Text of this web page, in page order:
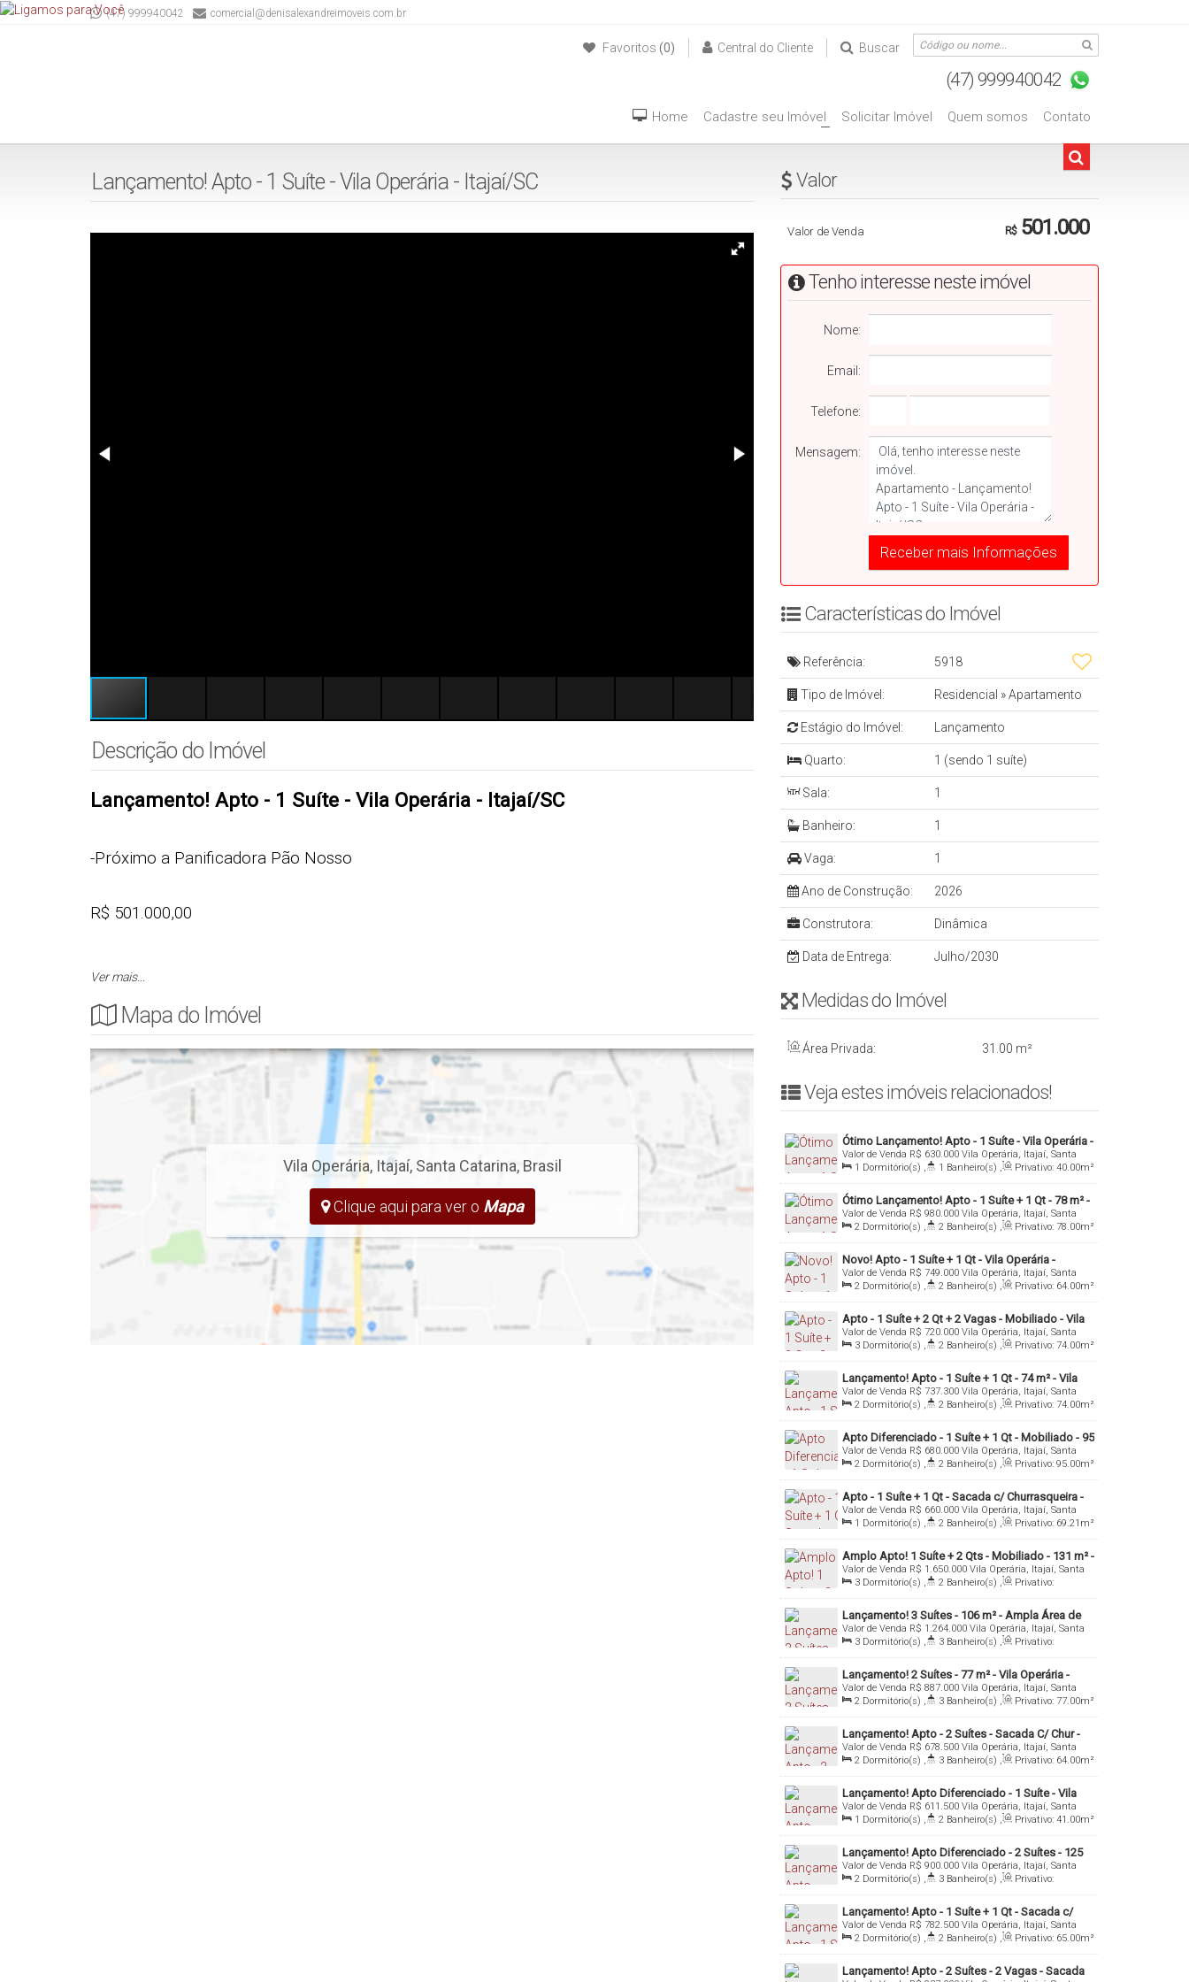
(47) 999940042 comercial@denisalexandreimoveis.com.br
Buscar
Central do Cliente
Favoritos (0)
(47) 999940042
Contato
Quem somos
Solicitar Imóvel
+
Cadastre seu Imóvel
Home
Lançamento! Apto - 1 Suíte - Vila Operária - Itajaí/SC
Descrição do Imóvel
Lançamento! Apto - 1 Suíte - Vila Operária - Itajaí/SC
-Próximo a Panificadora Pão Nosso
R$ 501.000,00
Sugestão: R$ 26.000,00 entrada + 48 x R$ 1.945,00 + 4 x R$ 14.000,00 (uma vez ao ano) e
Cód.: 5918
APARTAMENTO
- Cozinha
- Banheiro Social
Ver mais...
Mapa do Imóvel
Vila Operária, Itajaí, Santa Catarina, Brasil
Clique aqui para ver o Mapa
Valorㅤㅤㅤㅤㅤㅤㅤㅤㅤㅤㅤㅤㅤ
R$501.000
Valor de Venda
Tenho interesse neste imóvel
Nome:
Email:
Telefone:
Mensagem:
Características do Imóvelㅤㅤㅤ ㅤ
Referência: 5918
Tipo de Imóvel: Residencial »Apartamento
Estágio do Imóvel: Lançamento
Quarto: 1 (sendo 1 suíte)
Sala: 1
Banheiro: 1
Vaga: 1
Ano de Construção: 2026
Construtora: Dinâmica
Data de Entrega: Julho/2030
Medidas do Imóvelㅤ ㅤㅤ ㅤㅤ ㅤ
Área Privada: 31 .00 m²
Veja estes imóveis relacionados!ㅤ
Ótimo Lançamento! Apto - 1 Suíte - Vila Operária -
Itajaí/SC
R$ 630.000
Valor de Venda
Vila Operária, Itajaí, Santa
Catarina, Brasil
1 Dormitório(s) , 1 Banheiro(s) , Privativo: 40.00m²
,
1 Sala(s) , 1 Suíte(s) , 1 Vaga(s)
Ótimo Lançamento! Apto - 1 Suíte + 1 Qt - 78 m² -
Vila Operária - Itajaí/SC
R$ 980.000
Valor de Venda
Vila Operária, Itajaí, Santa
Catarina, Brasil
2 Dormitório(s) , 2 Banheiro(s) , Privativo: 78.00m²
,
1 Sala(s) , 1 Suíte(s) , 1 Vaga(s) , Útil: 78.00m²
Novo! Apto - 1 Suíte + 1 Qt - Vila Operária -
Itajaí/SC
R$ 749.000
Valor de Venda
Vila Operária, Itajaí, Santa
Catarina, Brasil
2 Dormitório(s) , 2 Banheiro(s) , Privativo: 64.00m²
,
1 Sala(s) , 1 Suíte(s) , 1 Vaga(s) , Útil: 64.00m²
Apto - 1 Suíte + 2 Qt + 2 Vagas - Mobiliado - Vila
Operária - Itajaí/SC
R$ 720.000
Valor de Venda
Vila Operária, Itajaí, Santa
Catarina, Brasil
3 Dormitório(s) , 2 Banheiro(s) , Privativo: 74.00m²
,
3 Sala(s) , 1 Suíte(s) , Total: 89.00m² ,
2
Vaga(s)
Útil: 74 .00 m²
Lançamento! Apto - 1 Suíte + 1 Qt - 74 m² - Vila
Operária - Itajaí/SC
R$ 737.300
Valor de Venda
Vila Operária, Itajaí, Santa
Catarina, Brasil
2 Dormitório(s) , 2 Banheiro(s) , Privativo: 74.00m²
,
1 Sala(s) , 1 Suíte(s) , 1 Vaga(s) , Útil: 74.00m²
Apto Diferenciado - 1 Suíte + 1 Qt - Mobiliado - 95
m² - Vila Operária - Itajaí/SC
R$ 680.000
Valor de Venda
Vila Operária, Itajaí, Santa
Catarina, Brasil
2 Dormitório(s) , 2 Banheiro(s) , Privativo: 95.00m²
,
1 Sala(s) , 1 Suíte(s) , 1 Vaga(s)
Apto - 1 Suíte + 1 Qt - Sacada c/ Churrasqueira -
Vila Operária - Itajaí/SC
R$ 660.000
Valor de Venda
Vila Operária, Itajaí, Santa
Catarina, Brasil
1 Dormitório(s) , 2 Banheiro(s) , Privativo: 69.21 m²
,
1 Sala(s) , 1 Suíte(s) , 1 Vaga(s)
Amplo Apto! 1 Suíte + 2 Qts - Mobiliado - 131 m² -
Vila Operária - Itajaí/SC
R$ 1.650.000
Valor de Venda
Vila Operária, Itajaí, Santa
Catarina, Brasil
3 Dormitório(s) , 2 Banheiro(s) ,
Privativo:
131.00m² , 1 Sala(s) , 1 Suíte(s) , 2 Vaga(s)
Lançamento! 3 Suítes - 106 m² - Ampla Área de
Lazer - Vila Operária - Itajaí/SC
R$ 1.264.000
Valor de Venda
Vila Operária, Itajaí, Santa
Catarina, Brasil
3 Dormitório(s) , 3 Banheiro(s) ,
Privativo:
106.00m² , 1 Sala(s) , 3 Suíte(s) , 2 Vaga(s)
Lançamento! 2 Suítes - 77 m² - Vila Operária -
Itajaí/SC
R$ 887.000
Valor de Venda
Vila Operária, Itajaí, Santa
Catarina, Brasil
2 Dormitório(s) , 3 Banheiro(s) , Privativo: 77.00m²
,
1 Sala(s) , 2 Suíte(s) , 1 Vaga(s)
Lançamento! Apto - 2 Suítes - Sacada C/ Chur -
Vila Operária - Itajaí/SC
R$ 678.500
Valor de Venda
Vila Operária, Itajaí, Santa
Catarina, Brasil
2 Dormitório(s) , 3 Banheiro(s) , Privativo: 64.00m²
,
1 Sala(s) , 2 Suíte(s) , 1 Vaga(s)
Lançamento! Apto Diferenciado - 1 Suíte - Vila
Operária - Itajaí/SC
R$ 611.500
Valor de Venda
Vila Operária, Itajaí, Santa
Catarina, Brasil
1 Dormitório(s) , 2 Banheiro(s) , Privativo: 41 .00m²
,
1 Sala(s) , 1 Suíte(s) , Total: 75.00m² ,
1
Vaga(s)
Lançamento! Apto Diferenciado - 2 Suítes - 125
m² - Vila Operária - Itajaí/SC
R$ 900.000
Valor de Venda
Vila Operária, Itajaí, Santa
Catarina, Brasil
2 Dormitório(s) , 3 Banheiro(s) ,
Privativo:
125.00m² , 1 Sala(s) , 2 Suíte(s) , 1 Vaga(s)
Lançamento! Apto - 1 Suíte + 1 Qt - Sacada c/
Chur - Vila Operária - Itajaí/SC
R$ 782.500
Valor de Venda
Vila Operária, Itajaí, Santa
Catarina, Brasil
2 Dormitório(s) , 2 Banheiro(s) , Privativo: 65.00m²
,
1 Sala(s) , 1 Suíte(s) , Total: 115.00m² ,
1
Vaga(s)
Lançamento! Apto - 2 Suítes - 2 Vagas - Sacada